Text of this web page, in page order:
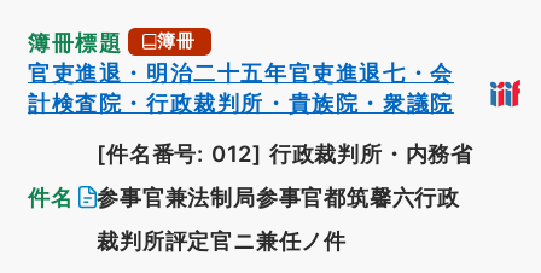
簿冊標題 簿冊
官吏進退・明治二十五年官吏進退七・会
計検査院・行政裁判所・貴族院・衆議院
件名
[件名番号: 012] 行政裁判所・内務省
参事官兼法制局参事官都筑馨六行政
裁判所評定官ニ兼任ノ件